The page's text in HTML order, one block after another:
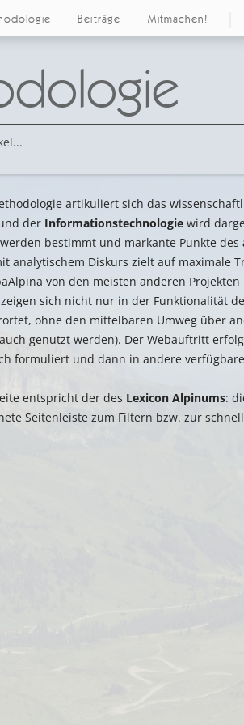
Beiträge Mitmachen!
artikuliert sich das
der Informationstechnologie wird
bestimmt und markante Punkte des
analytischem Diskurs zielt auf maximale
von den meisten anderen
sich nicht nur in der Funktionalität
ohne den mittelbaren Umweg über
auch genutzt werden). Der Webauftritt
formuliert und dann in andere
entspricht der des Lexicon Alpinums:
Seitenleiste zum Filtern bzw. zur